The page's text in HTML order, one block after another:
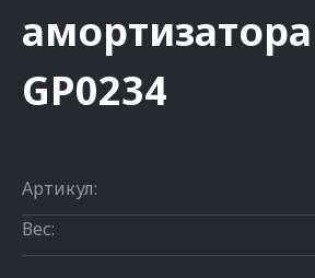
амортизатора
GP0234
Артикул:
Вес: